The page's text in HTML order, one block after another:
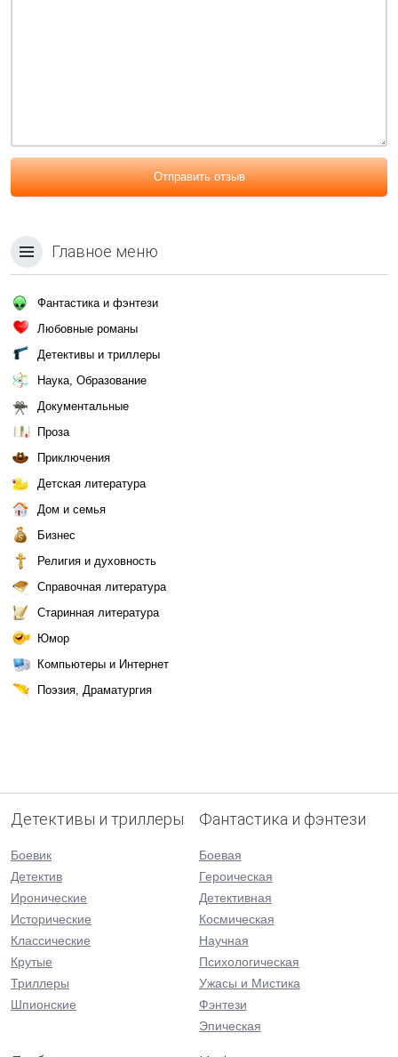
Отправить отзыв
Главное меню
Фантастика и фэнтези
Любовные романы
Детективы и триллеры
Наука, Образование
Документальные
Проза
Приключения
Детская литература
Дом и семья
Бизнес
Религия и духовность
Справочная литература
Старинная литература
Юмор
Компьютеры и Интернет
Поэзия, Драматургия
Детективы и триллеры
Боевик
Детектив
Иронические
Исторические
Классические
Крутые
Триллеры
Шпионские
Фантастика и фэнтези
Боевая
Героическая
Детективная
Космическая
Научная
Психологическая
Ужасы и Мистика
Фэнтези
Эпическая